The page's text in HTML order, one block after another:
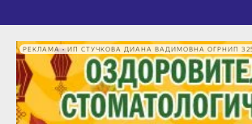
РЕКЛАМА • ИП СТУЧКОВА ДИАНА ВАДИМОВНА ОГРНИП